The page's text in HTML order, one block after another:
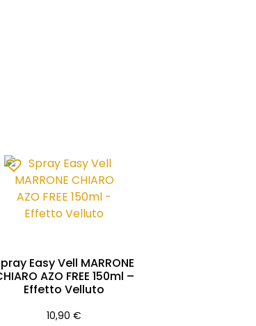
Easy Vell MARRONE
AZO FREE 150ml –
Effetto Velluto
10,90€